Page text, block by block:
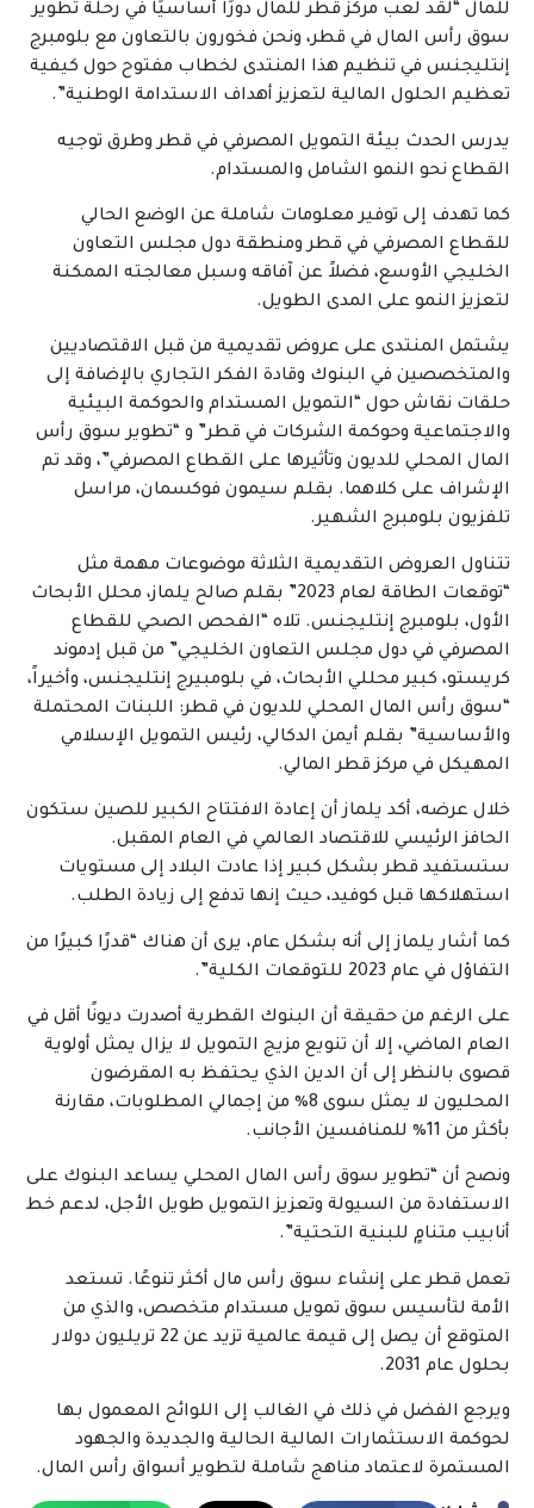
للمال “لقد لعب مركز قطر للمال دورًا أساسيًا في رحلة تطوير
سوق رأس المال في قطر، ونحن فخورون بالتعاون مع بلومبرج
إنتليجنس في تنظيم هذا المنتدى لخطاب مفتوح حول كيفية
تعظيم الحلول المالية لتعزيز أهداف الاستدامة الوطنية”.
يدرس الحدث بيئة التمويل المصرفي في قطر وطرق توجيه
القطاع نحو النمو الشامل والمستدام.
كما تهدف إلى توفير معلومات شاملة عن الوضع الحالي
للقطاع المصرفي في قطر ومنطقة دول مجلس التعاون
الخليجي الأوسع، فضلاً عن آفاقه وسبل معالجته الممكنة
لتعزيز النمو على المدى الطويل.
يشتمل المنتدى على عروض تقديمية من قبل الاقتصاديين
والمتخصصين في البنوك وقادة الفكر التجاري بالإضافة إلى
حلقات نقاش حول “التمويل المستدام والحوكمة البيئية
والاجتماعية وحوكمة الشركات في قطر” و “تطوير سوق رأس
المال المحلي للديون وتأثيرها على القطاع المصرفي”، وقد تم
الإشراف على كلاهما. بقلم سيمون فوكسمان، مراسل
تلفزيون بلومبرج الشهير.
تتناول العروض التقديمية الثلاثة موضوعات مهمة مثل
“توقعات الطاقة لعام 2023” بقلم صالح يلماز، محلل الأبحاث
الأول، بلومبرج إنتليجنس. تلاه “الفحص الصحي للقطاع
المصرفي في دول مجلس التعاون الخليجي” من قبل إدموند
كريستو، كبير محللي الأبحاث، في بلومبيرج إنتليجنس، وأخيراً،
“سوق رأس المال المحلي للديون في قطر: اللبنات المحتملة
والأساسية” بقلم أيمن الدكالي، رئيس التمويل الإسلامي
المهيكل في مركز قطر المالي.
خلال عرضه، أكد يلماز أن إعادة الافتتاح الكبير للصين ستكون
الحافز الرئيسي للاقتصاد العالمي في العام المقبل.
ستستفيد قطر بشكل كبير إذا عادت البلاد إلى مستويات
استهلاكها قبل كوفيد، حيث إنها تدفع إلى زيادة الطلب.
كما أشار يلماز إلى أنه بشكل عام، يرى أن هناك “قدرًا كبيرًا من
التفاؤل في عام 2023 للتوقعات الكلية”.
على الرغم من حقيقة أن البنوك القطرية أصدرت ديونًا أقل في
العام الماضي، إلا أن تنويع مزيج التمويل لا يزال يمثل أولوية
قصوى بالنظر إلى أن الدين الذي يحتفظ به المقرضون
المحليون لا يمثل سوى 8٪ من إجمالي المطلوبات، مقارنة
بأكثر من 11٪ للمنافسين الأجانب.
ونصح أن “تطوير سوق رأس المال المحلي يساعد البنوك على
الاستفادة من السيولة وتعزيز التمويل طويل الأجل، لدعم خط
أنابيب متنامٍ للبنية التحتية”.
تعمل قطر على إنشاء سوق رأس مال أكثر تنوعًا. تستعد
الأمة لتأسيس سوق تمويل مستدام متخصص، والذي من
المتوقع أن يصل إلى قيمة عالمية تزيد عن 22 تريليون دولار
بحلول عام 2031.
ويرجع الفضل في ذلك في الغالب إلى اللوائح المعمول بها
لحوكمة الاستثمارات المالية الحالية والجديدة والجهود
المستمرة لاعتماد مناهج شاملة لتطوير أسواق رأس المال.